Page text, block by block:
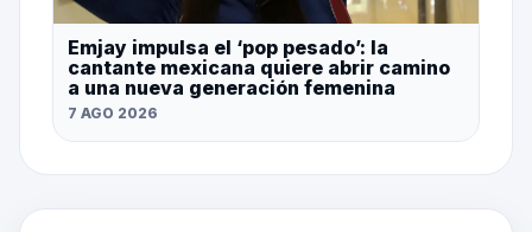
Emjay impulsa el ‘pop pesado’: la
cantante mexicana quiere abrir camino
a una nueva generación femenina
7 AGO 2026